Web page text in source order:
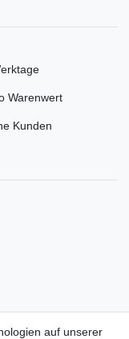
Warenwert
Kunden
auf unserer